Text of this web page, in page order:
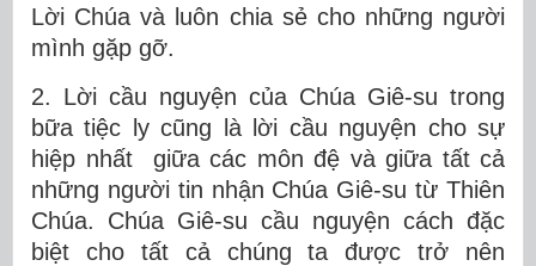
Lời Chúa và luôn chia sẻ cho những người
mình gặp gỡ.
2. Lời cầu nguyện của Chúa Giê-su trong
bữa tiệc ly cũng là lời cầu nguyện cho sự
hiệp nhất giữa các môn đệ và giữa tất cả
những người tin nhận Chúa Giê-su từ Thiên
Chúa. Chúa Giê-su cầu nguyện cách đặc
biệt cho tất cả chúng ta được trở nên